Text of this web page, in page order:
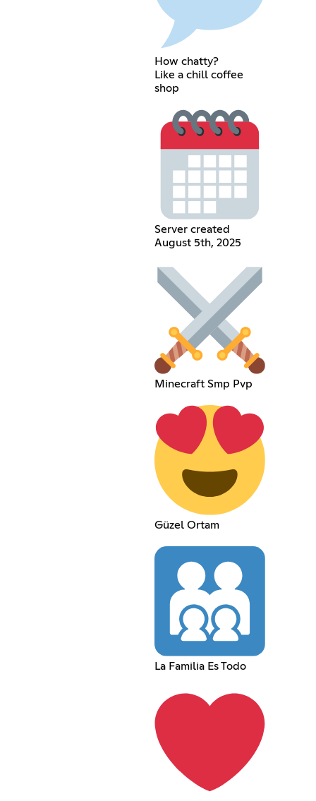
How chatty?
Like a chill coffee
shop
Server created
August 5th, 2025
Minecraft Smp Pvp
Güzel Ortam
La Familia Es Todo